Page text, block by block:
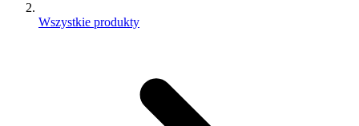
Wszystkie produkty